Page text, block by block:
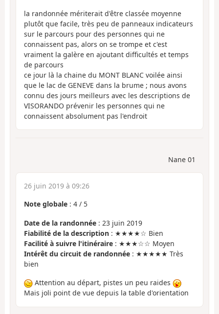
la randonnée mériterait d'être classée moyenne
plutôt que facile, très peu de panneaux indicateurs
sur le parcours pour des personnes qui ne
connaissent pas, alors on se trompe et c'est
vraiment la galère en ajoutant difficultés et temps
de parcours
ce jour là la chaine du MONT BLANC voilée ainsi
que le lac de GENEVE dans la brume ; nous avons
connu des jours meilleurs avec les descriptions de
VISORANDO prévenir les personnes qui ne
connaissent absolument pas l'endroit
Nane 01
26 juin 2019 à 09:26
Note globale : 4 / 5
Date de la randonnée : 23 juin 2019
Fiabilité de la description : ★★★★☆ Bien
Facilité à suivre l'itinéraire : ★★★☆☆ Moyen
Intérêt du circuit de randonnée : ★★★★★ Très
bien
Attention au départ, pistes un peu raides
Mais joli point de vue depuis la table d'orientation